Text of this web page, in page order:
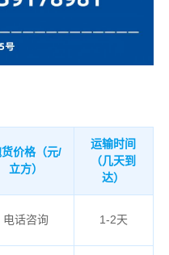
价格（元/
立方）
运输时间
（几天到
达）
电话咨询 1-2天